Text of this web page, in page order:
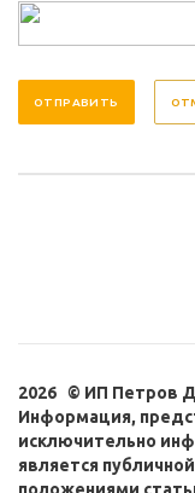
2026 © ИП Петров
Информация,
исключительно
является